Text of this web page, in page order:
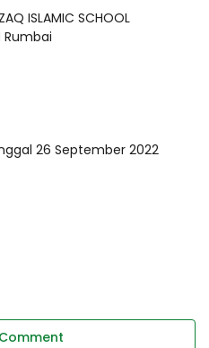
ISLAMIC SCHOOL
Rumbai
26 September 2022